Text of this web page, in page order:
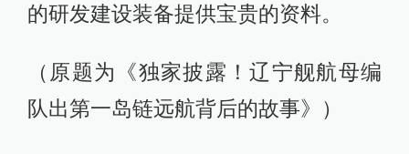
的研发建设装备提供宝贵的资料。
（原题为《独家披露！辽宁舰航母编
队出第一岛链远航背后的故事》）